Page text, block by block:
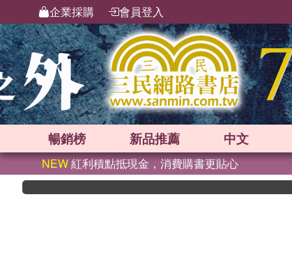
企業採購 會員登入
暢銷榜 新品推薦 中文
NEW紅利積點抵現金，消費購書更貼心